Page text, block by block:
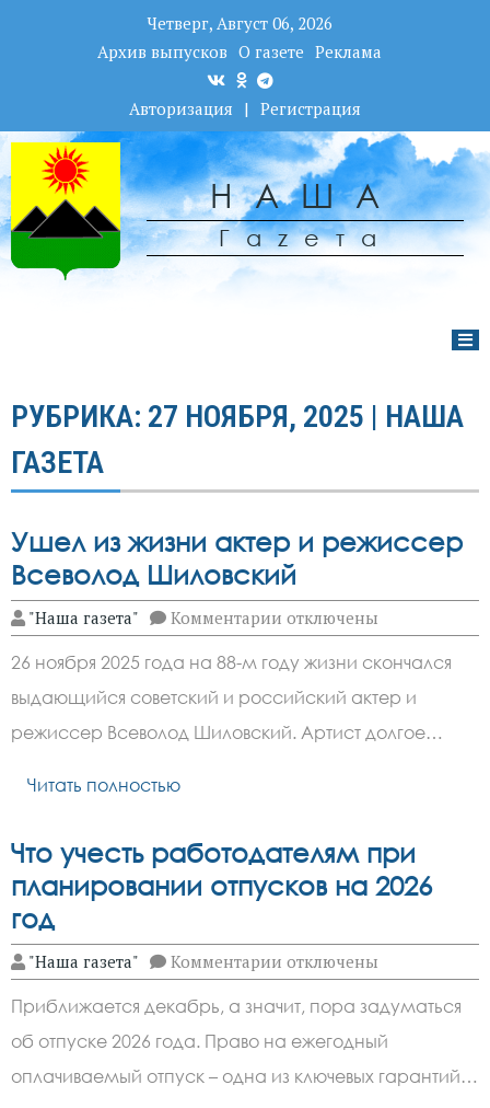
Четверг, Август 06, 2026
Архив выпусков О газете Реклама
Авторизация | Регистрация
НАША
Гаzета
РУБРИКА: 27 НОЯБРЯ, 2025 | НАША
ГАЗЕТА
Ушел из жизни актер и режиссер
Всеволод Шиловский
"Наша газета" Комментарии к
записи
из
жизни
актер
и
режиссер
отключены
26 ноября 2025 года на 88-м году жизни скончался
выдающийся советский и российский актер и
режиссер Всеволод Шиловский. Артист долгое…
Читать полностью
Что учесть работодателям при
планировании отпусков на 2026
год
"Наша газета" Комментарии к
записи
учесть
работодателям
при
планировании
отпусков
отключены
Приближается декабрь, а значит, пора задуматься
об отпуске 2026 года. Право на ежегодный
оплачиваемый отпуск – одна из ключевых гарантий…